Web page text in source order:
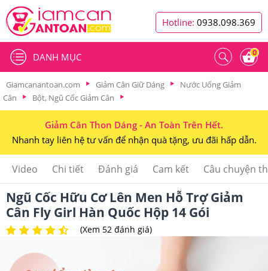
Hotline: 0938.098.369
0
DANH MỤC
Giamcanantoan.com Giảm Cân Giữ Dáng
Nước Uống Giảm
Cân
Bột, Ngũ Cốc Giảm Cân
Giảm Cân Thon Dáng - An Toàn Trên Hết.
Nhanh tay liên hệ tư vấn để nhận quà tặng, ưu đãi hấp dẫn.
Video Chi tiết Đánh giá Cam kết Câu chuyện
Ngũ Cốc Hữu Cơ Lên Men Hỗ Trợ Giảm
Cân Fly Girl Hàn Quốc Hộp 14 Gói
(Xem 52 đánh giá)